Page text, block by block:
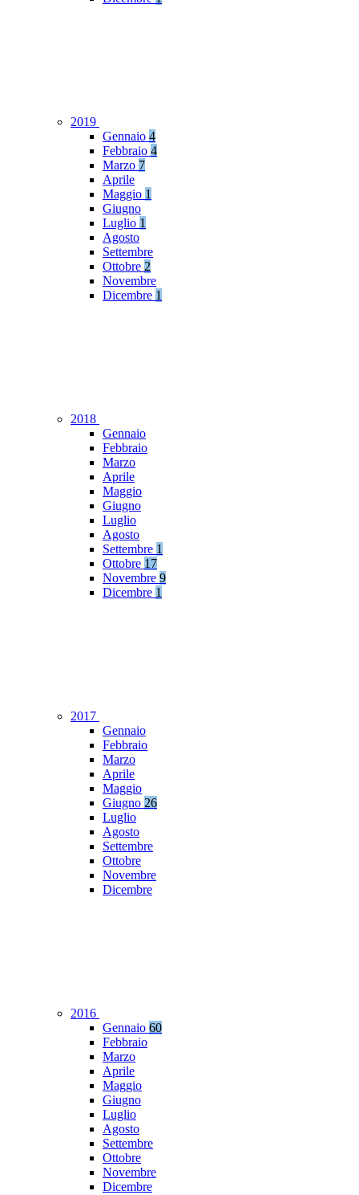
2019
Gennaio 4
Febbraio 4
Marzo 7
Aprile
Maggio 1
Giugno
Luglio 1
Agosto
Settembre
Ottobre 2
Novembre
Dicembre 1
2018
Gennaio
Febbraio
Marzo
Aprile
Maggio
Giugno
Luglio
Agosto
Settembre 1
Ottobre 17
Novembre 9
Dicembre 1
2017
Gennaio
Febbraio
Marzo
Aprile
Maggio
Giugno 26
Luglio
Agosto
Settembre
Ottobre
Novembre
Dicembre
2016
Gennaio 60
Febbraio
Marzo
Aprile
Maggio
Giugno
Luglio
Agosto
Settembre
Ottobre
Novembre
Dicembre